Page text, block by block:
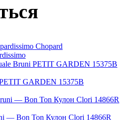
Chopard
Chopardissimo
GARDEN 15375B
— Bon Ton Кулон Clori 14866R